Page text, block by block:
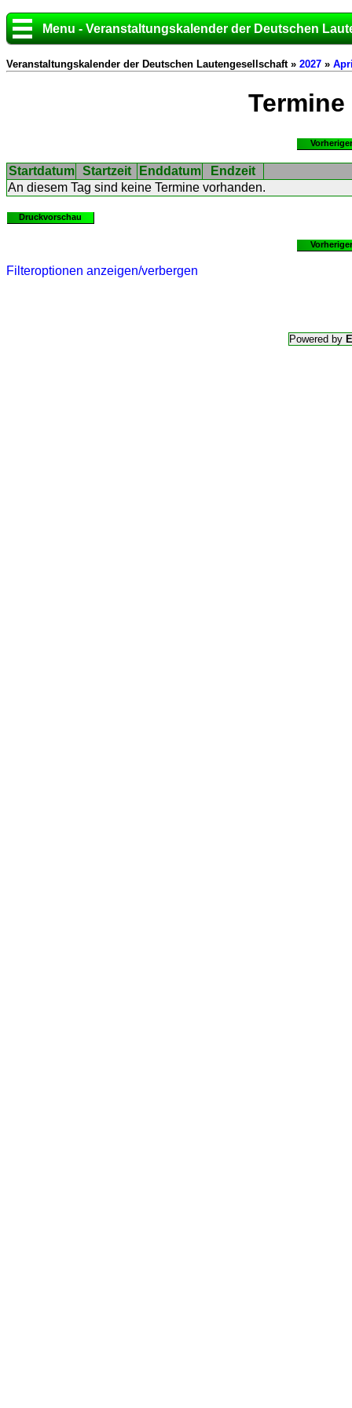
Menu - Veranstaltungskalender der Deutschen
Veranstaltungskalender der Deutschen Lautengesellschaft » 2027 »
Termine
Startdatum Startzeit Enddatum
Endzeit
An diesem Tag sind keine Termine vorhanden.
Druckvorschau
Filteroptionen anzeigen/verbergen
Powered by